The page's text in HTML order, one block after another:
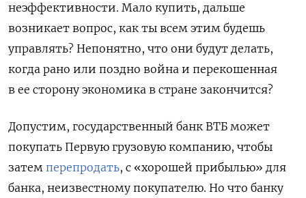
неэффективности. Мало купить, дальше
возникает вопрос, как ты всем этим будешь
управлять? Непонятно, что они будут делать,
когда рано или поздно война и перекошенная
в ее сторону экономика в стране закончится?
Допустим, государственный банк ВТБ может
покупать Первую грузовую компанию, чтобы
затем перепродать, с «хорошей прибылью» для
банка, неизвестному покупателю. Но что банку